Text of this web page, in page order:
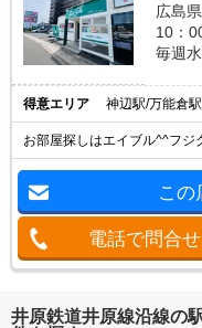
広島
10：
毎週
得意エリア 神辺駅/万能倉
お部屋探しはエイブル^^フジ
この
電話で問合せ
井原鉄道井原線沿線の